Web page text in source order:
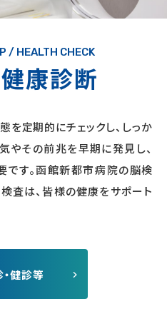
/ HEALTH CHECK
康診断
を定期的にチェックし、しっか
やその前兆を早期に発⾒し、
です。函館新都市病院の脳検
査は、皆様の健康をサポート
・健診等